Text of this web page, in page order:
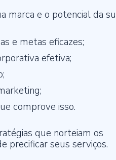
marca e o potencial da
e metas eficazes;
efetiva;
comprove isso.
que norteiam os
precificar seus serviços.